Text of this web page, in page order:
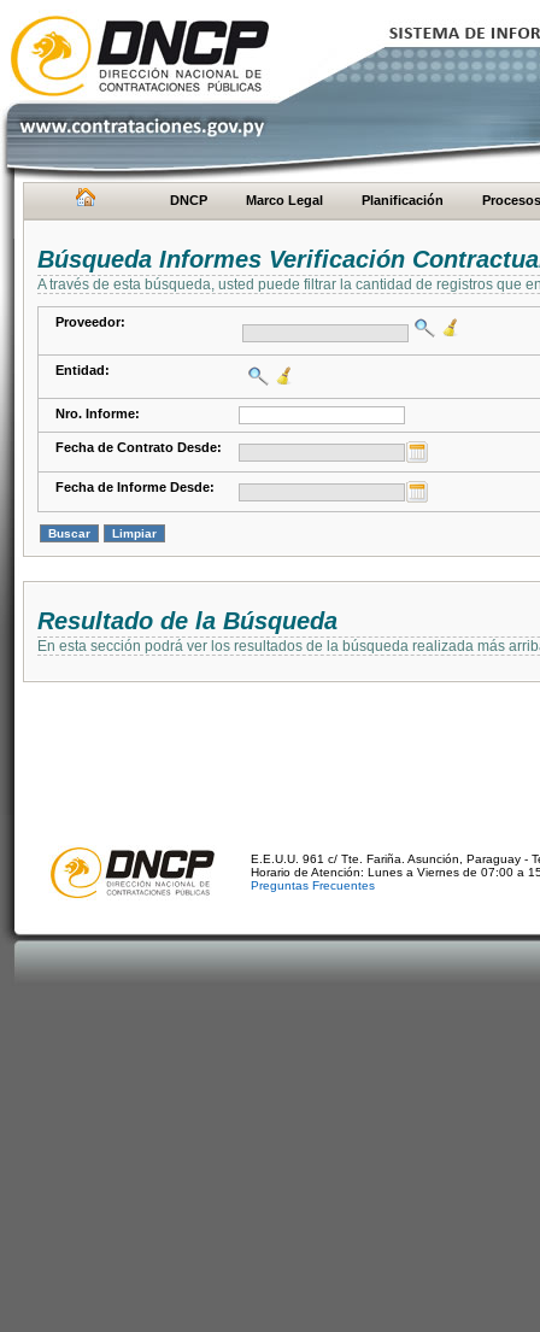
DNCP Marco Legal Planificación Procesos
Búsqueda Informes Verificación
A través de esta búsqueda, usted puede filtrar la cantidad de registros que
Proveedor:
Entidad:
Nro. Informe:
Fecha de Contrato Desde:
Fecha de Informe Desde:
Resultado de la Búsqueda
En esta sección podrá ver los resultados de la búsqueda realizada más
E.E.U.U. 961 c/ Tte. Fariña. Asunción, Paraguay -
Horario de Atención: Lunes a Viernes de 07:00 a
Preguntas Frecuentes